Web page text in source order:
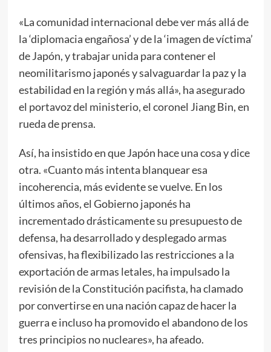
«La comunidad internacional debe ver más allá de
la ‘diplomacia engañosa’ y de la ‘imagen de víctima’
de Japón, y trabajar unida para contener el
neomilitarismo japonés y salvaguardar la paz y la
estabilidad en la región y más allá», ha asegurado
el portavoz del ministerio, el coronel Jiang Bin, en
rueda de prensa.
Así, ha insistido en que Japón hace una cosa y dice
otra. «Cuanto más intenta blanquear esa
incoherencia, más evidente se vuelve. En los
últimos años, el Gobierno japonés ha
incrementado drásticamente su presupuesto de
defensa, ha desarrollado y desplegado armas
ofensivas, ha flexibilizado las restricciones a la
exportación de armas letales, ha impulsado la
revisión de la Constitución pacifista, ha clamado
por convertirse en una nación capaz de hacer la
guerra e incluso ha promovido el abandono de los
tres principios no nucleares», ha afeado.